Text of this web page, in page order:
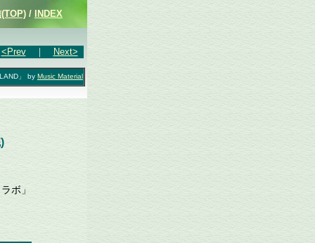
/ INDEX
<Prev ｜ Next>
」 by Music Material
ボ」